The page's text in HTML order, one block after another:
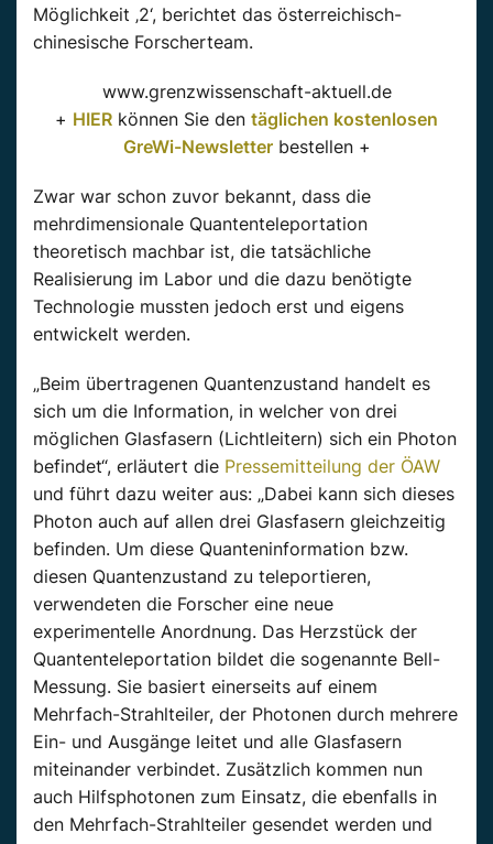
Möglichkeit ‚2‘, berichtet das österreichisch-
chinesische Forscherteam.
www.grenzwissenschaft-aktuell.de
+ HIER können Sie den täglichen kostenlosen
GreWi-Newsletterbestellen +
Zwar war schon zuvor bekannt, dass die
mehrdimensionale Quantenteleportation
theoretisch machbar ist, die tatsächliche
Realisierung im Labor und die dazu benötigte
Technologie mussten jedoch erst und eigens
entwickelt werden.
„Beim übertragenen Quantenzustand handelt es
sich um die Information, in welcher von drei
möglichen Glasfasern (Lichtleitern) sich ein Photon
befindet“, erläutert die Pressemitteilung der ÖAW
und führt dazu weiter aus: „Dabei kann sich dieses
Photon auch auf allen drei Glasfasern gleichzeitig
befinden. Um diese Quanteninformation bzw.
diesen Quantenzustand zu teleportieren,
verwendeten die Forscher eine neue
experimentelle Anordnung. Das Herzstück der
Quantenteleportation bildet die sogenannte Bell-
Messung. Sie basiert einerseits auf einem
Mehrfach-Strahlteiler, der Photonen durch mehrere
Ein- und Ausgänge leitet und alle Glasfasern
miteinander verbindet. Zusätzlich kommen nun
auch Hilfsphotonen zum Einsatz, die ebenfalls in
den Mehrfach-Strahlteiler gesendet werden und